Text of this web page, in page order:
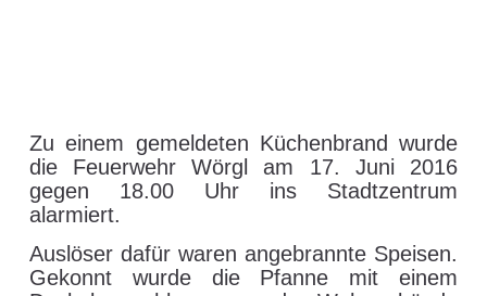
Brandschaden durch
Feuerwehr verhindert –
Wörgl
17. Juni 2016